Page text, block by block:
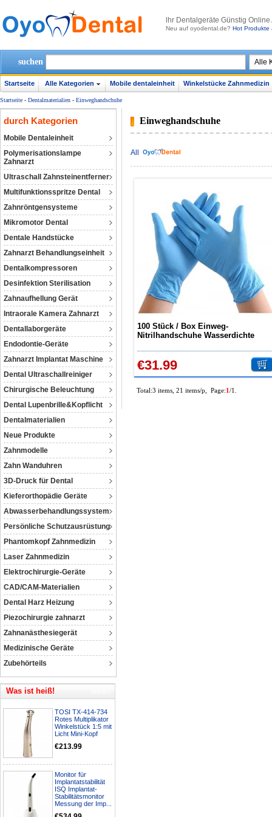
lhr Dentalgeräte Günstig
Neu auf oyodental.de? Hot Produkte
suchen
Startseite Alle Kategorien Mobile dentaleinheit Winkelstücke Zahnmedizin
Startseite - Dentalmaterialien - Einweghandschuhe
durch Kategorien
Mobile Dentaleinheit
Polymerisationslampe
Zahnarzt
Ultraschall Zahnsteinentferner
Multifunktionsspritze Dental
Zahnröntgensysteme
Mikromotor Dental
Dentale Handstücke
Zahnarzt Behandlungseinheit
Dentalkompressoren‎
Desinfektion Sterilisation
Zahnaufhellung Gerät
Intraorale Kamera Zahnarzt
Dentallaborgeräte
Endodontie-Geräte
Zahnarzt Implantat Maschine
Dental Ultraschallreiniger
Chirurgische Beleuchtung
Dental Lupenbrille&Kopflicht
Dentalmaterialien
Neue Produkte
Zahnmodelle
Zahn Wanduhren
3D-Druck für Dental
Kieferorthopädie Geräte
Abwasserbehandlungssystem
Persönliche Schutzausrüstung
Phantomkopf Zahnmedizin
Laser Zahnmedizin
Elektrochirurgie-Geräte
CAD/CAM-Materialien
Dental Harz Heizung
Piezochirurgie zahnarzt
Zahnanästhesiegerät
Medizinische Geräte
Zubehörteils
Was ist heiß!
TOSI TX-414-734
Rotes Multiplikator
Winkelstück 1:5 mit
Licht Mini-Kopf
€213.99
Monitor für
Implantatstabilität
ISQ Implantat-
Stabilitätsmonitor
Messung der Imp...
Einweghandschuhe
All
100 Stück / Box Einweg-
Nitrilhandschuhe Wasserdichte
beidhändig für medizinische
Haushandschuhe
€31.99
Total:3 items, 21 items/p, Page:1/1.